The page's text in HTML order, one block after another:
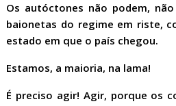
Os autóctones não podem,
baionetas do regime em riste,
estado em que o país chegou.
Estamos, a maioria, na lama!
É preciso agir! Agir, porque os